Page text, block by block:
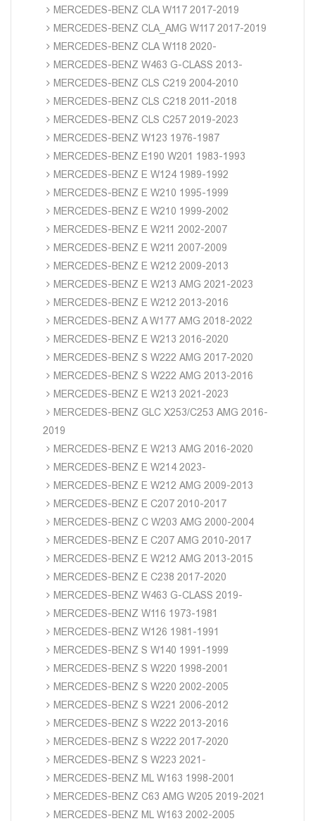
MERCEDES-BENZ CLA W117 2017-2019
MERCEDES-BENZ CLA_AMG W117 2017-2019
MERCEDES-BENZ CLA W118 2020-
MERCEDES-BENZ W463 G-CLASS 2013-
MERCEDES-BENZ CLS C219 2004-2010
MERCEDES-BENZ CLS C218 2011-2018
MERCEDES-BENZ CLS C257 2019-2023
MERCEDES-BENZ W123 1976-1987
MERCEDES-BENZ E190 W201 1983-1993
MERCEDES-BENZ E W124 1989-1992
MERCEDES-BENZ E W210 1995-1999
MERCEDES-BENZ E W210 1999-2002
MERCEDES-BENZ E W211 2002-2007
MERCEDES-BENZ E W211 2007-2009
MERCEDES-BENZ E W212 2009-2013
MERCEDES-BENZ E W213 AMG 2021-2023
MERCEDES-BENZ E W212 2013-2016
MERCEDES-BENZ A W177 AMG 2018-2022
MERCEDES-BENZ E W213 2016-2020
MERCEDES-BENZ S W222 AMG 2017-2020
MERCEDES-BENZ S W222 AMG 2013-2016
MERCEDES-BENZ E W213 2021-2023
MERCEDES-BENZ GLC X253/C253 AMG 2016-
2019
MERCEDES-BENZ E W213 AMG 2016-2020
MERCEDES-BENZ E W214 2023-
MERCEDES-BENZ E W212 AMG 2009-2013
MERCEDES-BENZ E C207 2010-2017
MERCEDES-BENZ C W203 AMG 2000-2004
MERCEDES-BENZ E C207 AMG 2010-2017
MERCEDES-BENZ E W212 AMG 2013-2015
MERCEDES-BENZ E C238 2017-2020
MERCEDES-BENZ W463 G-CLASS 2019-
MERCEDES-BENZ W116 1973-1981
MERCEDES-BENZ W126 1981-1991
MERCEDES-BENZ S W140 1991-1999
MERCEDES-BENZ S W220 1998-2001
MERCEDES-BENZ S W220 2002-2005
MERCEDES-BENZ S W221 2006-2012
MERCEDES-BENZ S W222 2013-2016
MERCEDES-BENZ S W222 2017-2020
MERCEDES-BENZ S W223 2021-
MERCEDES-BENZ ML W163 1998-2001
MERCEDES-BENZ C63 AMG W205 2019-2021
MERCEDES-BENZ ML W163 2002-2005